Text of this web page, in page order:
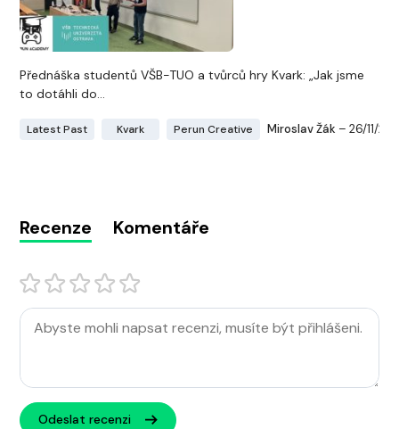
Přednáška studentů VŠB-TUO a tvůrců hry Kvark: „Jak jsme
to dotáhli do...
Latest Past Kvark Perun Creative Miroslav Žák – 26/11/
Recenze Komentáře
Odeslat recenzi